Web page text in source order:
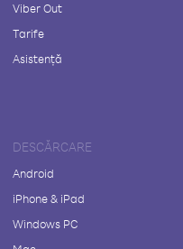
Viber Out
Tarife
Asistență
DESCĂRCARE
Android
iPhone & iPad
Windows PC